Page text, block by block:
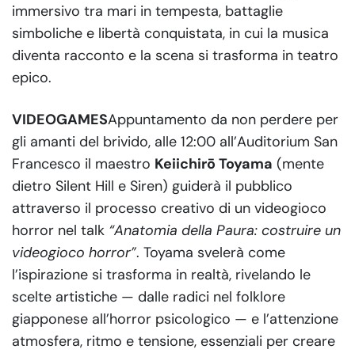
immersivo tra mari in tempesta, battaglie
simboliche e libertà conquistata, in cui la musica
diventa racconto e la scena si trasforma in teatro
epico.
VIDEOGAMESAppuntamento da non perdere per
gli amanti del brivido, alle 12:00 all’Auditorium San
Francesco il maestro Keiichirō Toyama (mente
dietro Silent Hill e Siren) guiderà il pubblico
attraverso il processo creativo di un videogioco
horror nel talk “Anatomia della Paura: costruire un
videogioco horror”. Toyama svelerà come
l’ispirazione si trasforma in realtà, rivelando le
scelte artistiche — dalle radici nel folklore
giapponese all’horror psicologico — e l’attenzione
atmosfera, ritmo e tensione, essenziali per creare